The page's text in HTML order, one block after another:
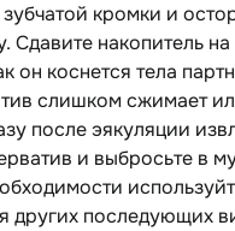
кромки и
накопитель
он коснется тела
слишком сжимает
после эякуляции
и выбросьте в
других последующих